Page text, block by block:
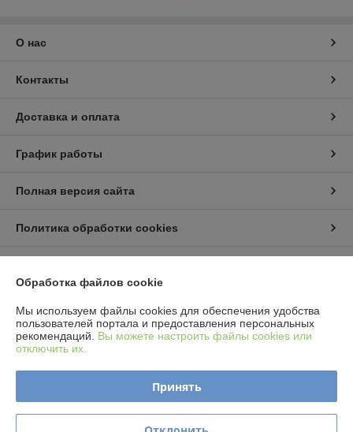
О нас
Контакты
Доставка и оплата
График работы
Полная версия сайта
Политика обработки cookies
Информация для покупателя
Юридическое лицо:ИП Пышный Александр Александрович
Минская обл. Пуховичский р-н. п.Дружный ул.Шамановского д.35 кв.56
УНП: 691076510
Регистрационный орган: Пуховическим районным исполнительным
Обработка файлов cookie
Мы используем файлы cookies для обеспечения удобства
пользователей портала и предоставления персональных
рекомендаций. Вы можете настроить файлы cookies или
отключить их.
Принять